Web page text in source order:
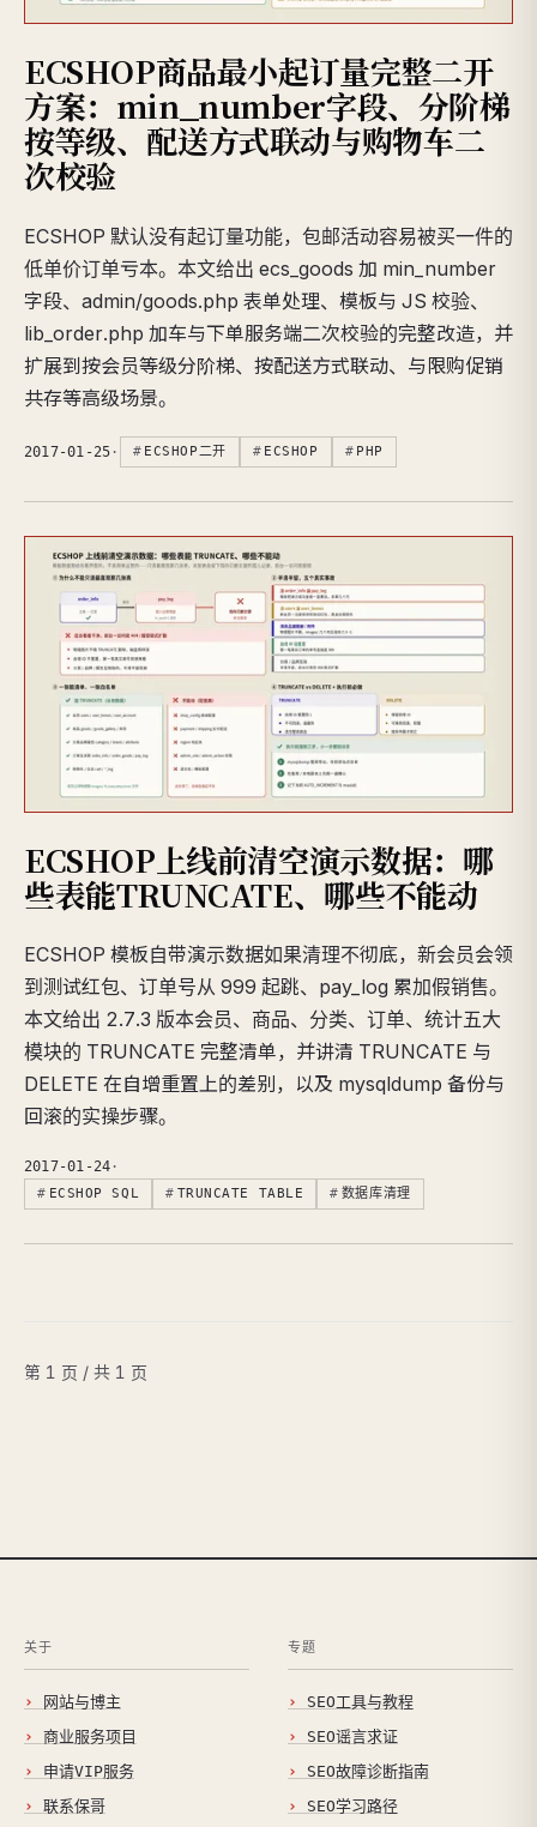
ECSHOP商品最小起订量完整二开
方案：min_number字段、分阶梯
按等级、配送方式联动与购物车二
次校验
ECSHOP 默认没有起订量功能，包邮活动容易被买一件的
低单价订单亏本。本文给出 ecs_goods 加 min_number
字段、admin/goods.php 表单处理、模板与 JS 校验、
lib_order.php 加车与下单服务端二次校验的完整改造，并
扩展到按会员等级分阶梯、按配送方式联动、与限购促销
共存等高级场景。
2017-01-25 · ECSHOP二开 ECSHOP PHP
ECSHOP上线前清空演示数据：哪
些表能TRUNCATE、哪些不能动
ECSHOP 模板自带演示数据如果清理不彻底，新会员会领
到测试红包、订单号从 999 起跳、pay_log 累加假销售。
本文给出 2.7.3 版本会员、商品、分类、订单、统计五大
模块的 TRUNCATE 完整清单，并讲清 TRUNCATE 与
DELETE 在自增重置上的差别，以及 mysqldump 备份与
回滚的实操步骤。
2017-01-24 ·
ECSHOP SQL TRUNCATE TABLE 数据库清理
第 1 页 / 共 1 页
关于
网站与博主
商业服务项目
申请VIP服务
联系保哥
专题
SEO工具与教程
SEO谣言求证
SEO故障诊断指南
SEO学习路径